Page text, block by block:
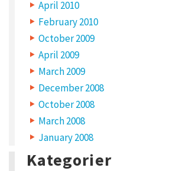
April 2010
February 2010
October 2009
April 2009
March 2009
December 2008
October 2008
March 2008
January 2008
Kategorier